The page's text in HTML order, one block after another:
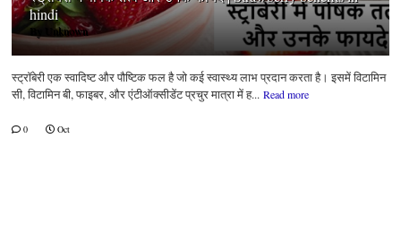
hindi
By Unknown
स्ट्रॉबेरी एक स्वादिष्ट और पौष्टिक फल है जो कई स्वास्थ्य लाभ प्रदान करता है। इसमें विटामिन
सी, विटामिन बी, फाइबर, और एंटीऑक्सीडेंट प्रचुर मात्रा में ह... Read more
0 Oct